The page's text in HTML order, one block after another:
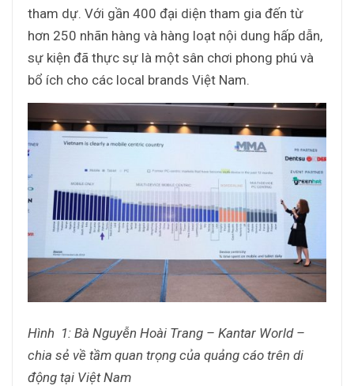
tham dự. Với gần 400 đại diện tham gia đến từ
hơn 250 nhãn hàng và hàng loạt nội dung hấp dẫn,
sự kiện đã thực sự là một sân chơi phong phú và
bổ ích cho các local brands Việt Nam.
Hình 1: Bà Nguyễn Hoài Trang – Kantar World –
chia sẻ về tầm quan trọng của quảng cáo trên di
động tại Việt Nam